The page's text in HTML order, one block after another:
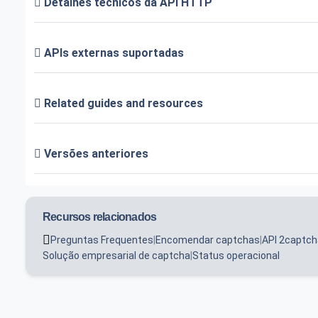
APIs externas suportadas
Related guides and resources
Versões anteriores
Recursos relacionados
Preguntas Frequentes|Encomendar captchas|API
Solução empresarial de captcha|Status operacional